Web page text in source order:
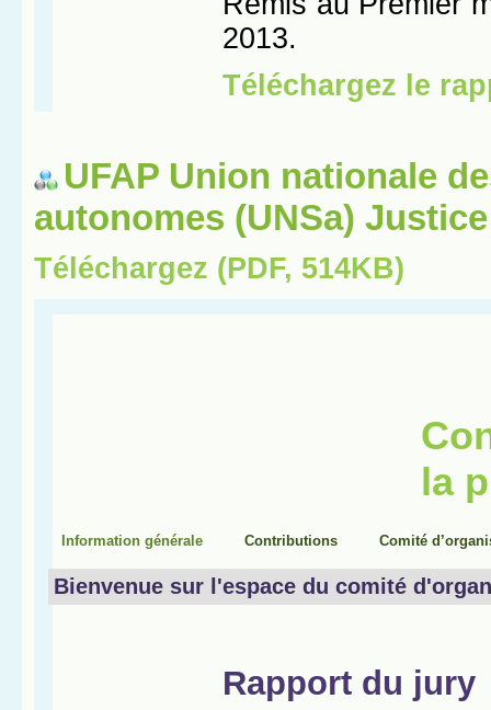
UFAP Union nationale
autonomes (UNSa) Justice
Téléchargez (PDF, 514KB)